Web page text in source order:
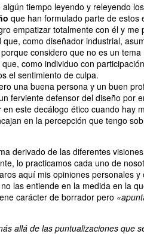
tiempo leyendo y releyendo los
que han formulado parte de estos
empatizar totalmente con él y
como diseñador industrial,
considero que no es un
como individuo con
el sentimiento de culpa.
una buena persona y un buen
ferviente defensor del diseño por
en este decálogo ético cuando hay
en la percepción que tengo
derivado de las diferentes
lo practicamos cada uno de
aquí mis opiniones personales
las entiende en la medida en la
carácter de borrador pero
allá de las puntualizaciones que